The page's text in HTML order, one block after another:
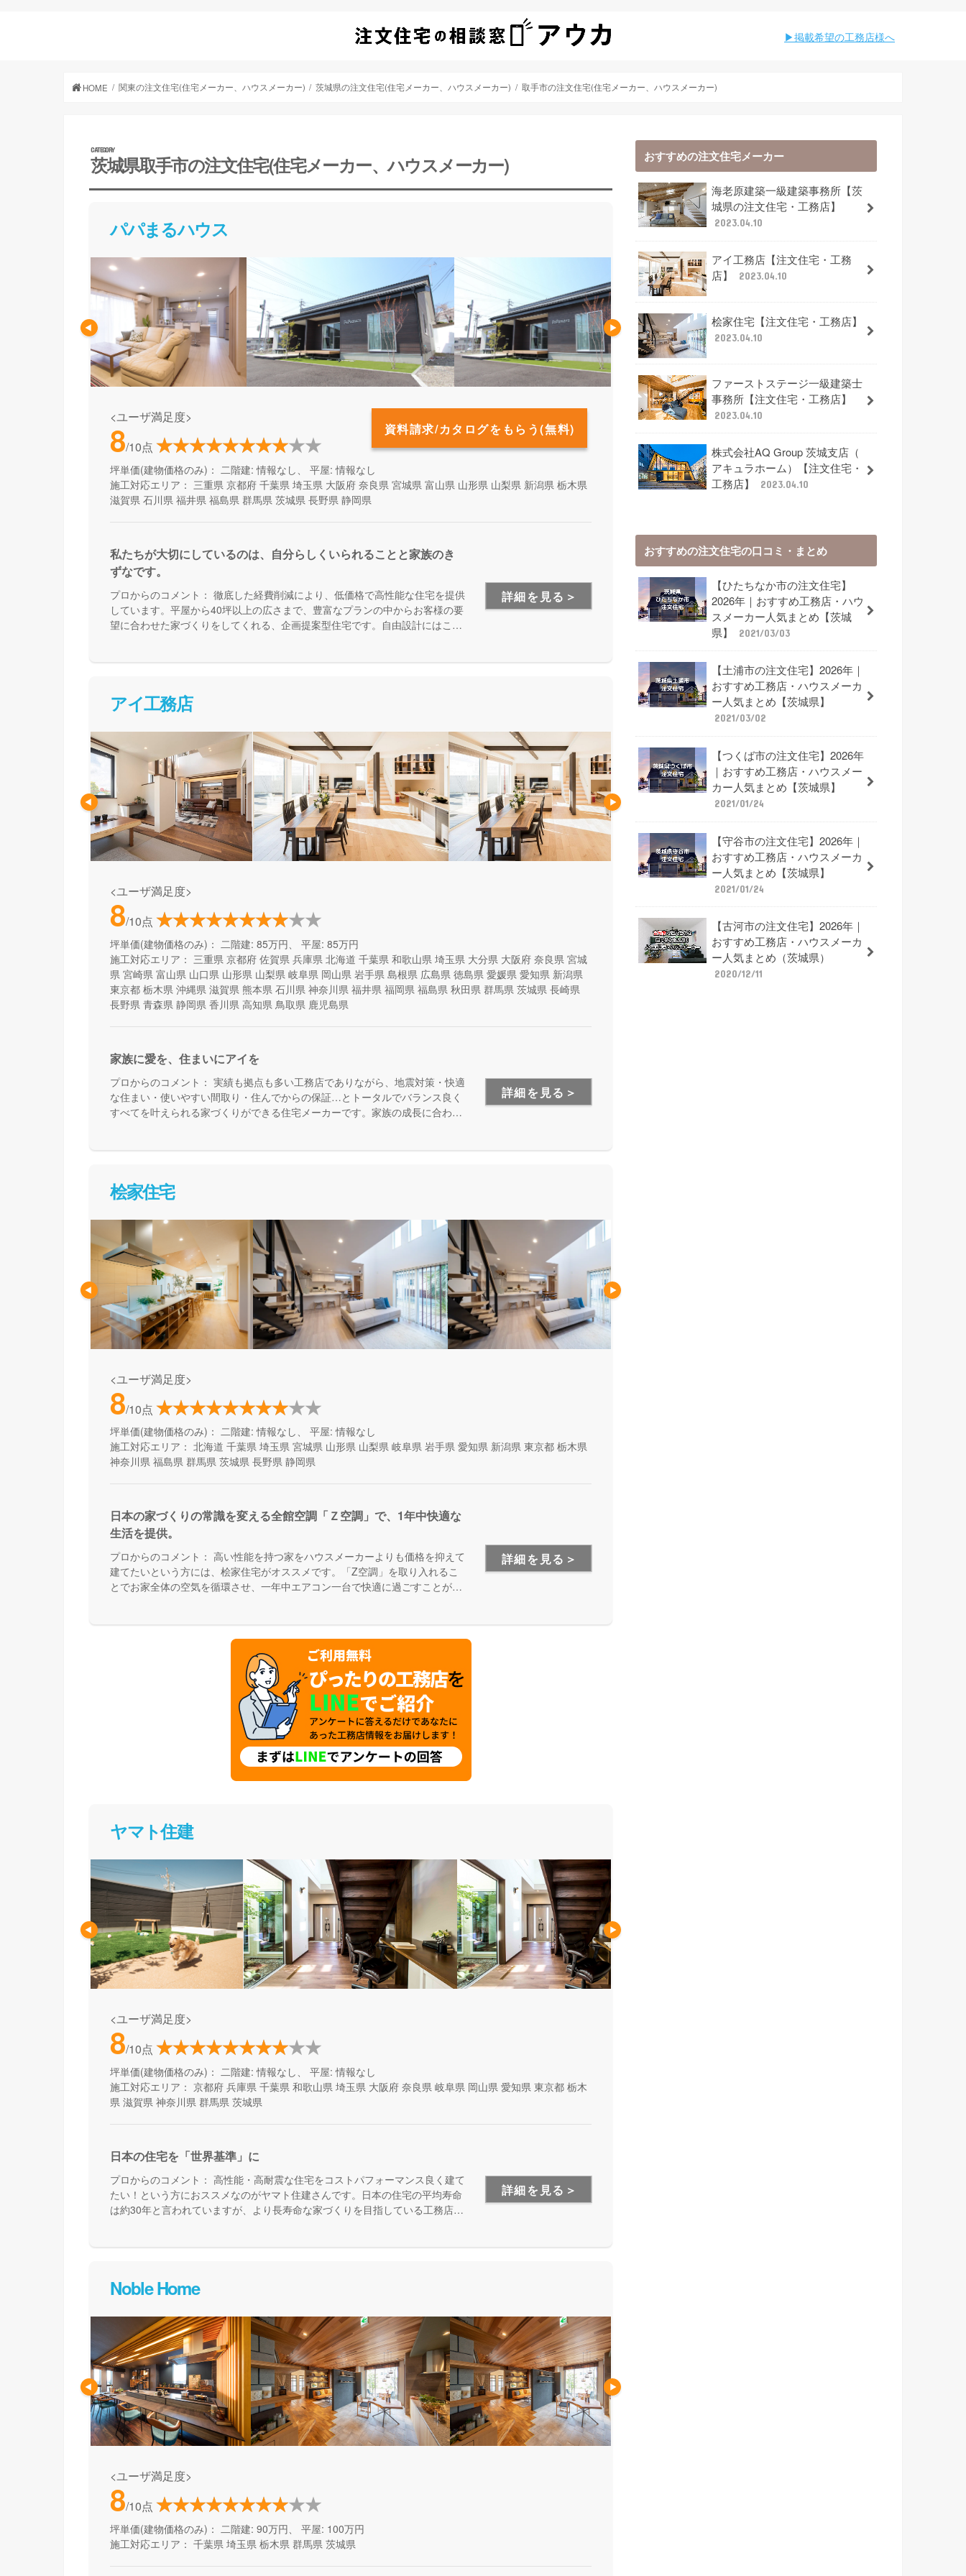
︎︎掲載希望の工務店様へ
HOME 関東の注文住宅(住宅メーカー、ハウスメーカー) 茨城県の注文住宅(住宅メーカー、ハウスメーカー) 取手市の注文住宅(住宅メーカー、ハウスメーカー)
茨城県取手市の注文住宅(住宅メーカー、ハウスメーカー)
パパまるハウス
<ユーザ満足度>
8/10点
資料請求/カタログをもらう(無料)
坪単価(建物価格のみ)： 二階建: 情報なし、 平屋: 情報なし
施工対応エリア： 三重県 京都府 千葉県 埼玉県 大阪府 奈良県 宮城県 富山県 山形県 山梨県 新潟県 栃木県
滋賀県 石川県 福井県 福島県 群馬県 茨城県 長野県 静岡県
私たちが大切にしているのは、自分らしくいられることと家族のき
ずなです。
プロからのコメント： 徹底した経費削減により、低価格で高性能な住宅を提供
しています。平屋から40坪以上の広さまで、豊富なプランの中からお客様の要
望に合わせた家づくりをしてくれる、企画提案型住宅です。自由設計にはこだ
詳細を見る＞
アイ工務店
<ユーザ満足度>
8/10点
坪単価(建物価格のみ)： 二階建: 85万円、 平屋: 85万円
施工対応エリア： 三重県 京都府 佐賀県 兵庫県 北海道 千葉県 和歌山県 埼玉県 大分県 大阪府 奈良県 宮城
県 宮崎県 富山県 山口県 山形県 山梨県 岐阜県 岡山県 岩手県 島根県 広島県 徳島県 愛媛県 愛知県 新潟県
東京都 栃木県 沖縄県 滋賀県 熊本県 石川県 神奈川県 福井県 福岡県 福島県 秋田県 群馬県 茨城県 長崎県
長野県 青森県 静岡県 香川県 高知県 鳥取県 鹿児島県
家族に愛を、住まいにアイを
プロからのコメント： 実績も拠点も多い工務店でありながら、地震対策・快適
な住まい・使いやすい間取り・住んでからの保証…とトータルでバランス良く
すべてを叶えられる家づくりができる住宅メーカーです。家族の成長に合わせ
詳細を見る＞
桧家住宅
<ユーザ満足度>
8/10点
坪単価(建物価格のみ)： 二階建: 情報なし、 平屋: 情報なし
施工対応エリア： 北海道 千葉県 埼玉県 宮城県 山形県 山梨県 岐阜県 岩手県 愛知県 新潟県 東京都 栃木県
神奈川県 福島県 群馬県 茨城県 長野県 静岡県
日本の家づくりの常識を変える全館空調「Ｚ空調」で、1年中快適な
生活を提供。
プロからのコメント： 高い性能を持つ家をハウスメーカーよりも価格を抑えて
建てたいという方には、桧家住宅がオススメです。「Z空調」を取り入れるこ
とでお家全体の空気を循環させ、一年中エアコン一台で快適に過ごすことが出
詳細を見る＞
ヤマト住建
<ユーザ満足度>
8/10点
坪単価(建物価格のみ)： 二階建: 情報なし、 平屋: 情報なし
施工対応エリア： 京都府 兵庫県 千葉県 和歌山県 埼玉県 大阪府 奈良県 岐阜県 岡山県 愛知県 東京都 栃木
県 滋賀県 神奈川県 群馬県 茨城県
日本の住宅を「世界基準」に
プロからのコメント： 高性能・高耐震な住宅をコストパフォーマンス良く建て
たい！という方におススメなのがヤマト住建さんです。日本の住宅の平均寿命
は約30年と言われていますが、より長寿命な家づくりを目指している工務店さ
詳細を見る＞
Noble Home
<ユーザ満足度>
8/10点
坪単価(建物価格のみ)： 二階建: 90万円、 平屋: 100万円
施工対応エリア： 千葉県 埼玉県 栃木県 群馬県 茨城県
おすすめの注文住宅メーカー
海老原建築一級建築事務所【茨
城県の注文住宅・工務店】
2023.04.10
アイ工務店【注文住宅・工務
店】
2023.04.10
桧家住宅【注文住宅・工務店】
2023.04.10
ファーストステージ一級建築士
事務所【注文住宅・工務店】
2023.04.10
株式会社AQ Group 茨城支店（
アキュラホーム）【注文住宅・
工務店】
2023.04.10
おすすめの注文住宅の口コミ・まとめ
【ひたちなか市の注文住宅】
2026年｜おすすめ工務店・ハウ
スメーカー人気まとめ【茨城
県】
2021/03/03
【土浦市の注文住宅】2026年｜
おすすめ工務店・ハウスメーカ
ー人気まとめ【茨城県】
2021/03/02
【つくば市の注文住宅】2026年
｜おすすめ工務店・ハウスメー
カー人気まとめ【茨城県】
2021/01/24
【守谷市の注文住宅】2026年｜
おすすめ工務店・ハウスメーカ
ー人気まとめ【茨城県】
2021/01/24
【古河市の注文住宅】2026年｜
おすすめ工務店・ハウスメーカ
ー人気まとめ（茨城県）
2020/12/11